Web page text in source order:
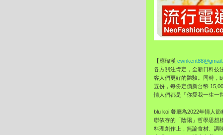
【應瑋漢
各方關注肯定，全新日料技
客人們更好的體驗。同時，
五份，每份定價新台幣
情人們都是「你愛我一生一
blu koi 餐廳為2022年情人
聯依存的「陰陽」哲學思想
料理創作上，無論食材、調